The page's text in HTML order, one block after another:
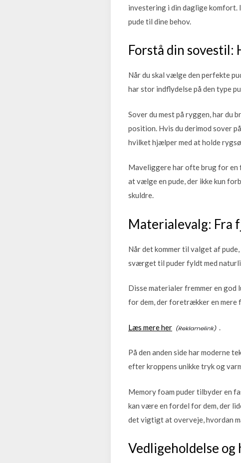
investering i din daglige komfort.
pude til dine behov.
Forstå din
Når du skal vælge den perfekte
har stor indflydelse på den type
Sover du mest på ryggen, har du
position. Hvis du derimod sover
hvilket hjælper med at holde
Maveliggere har ofte brug for en
at vælge en pude, der ikke kun
skuldre.
Materialevalg: Fra
Når det kommer til valget af
sværget til puder fyldt med
Disse materialer fremmer en
for dem, der foretrækker en mere
Læs mere her
På den anden side har moderne
efter kroppens unikke tryk og
Memory foam puder tilbyder en
kan være en fordel for dem, der
det vigtigt at overveje, hvordan
Vedligeholdelse og